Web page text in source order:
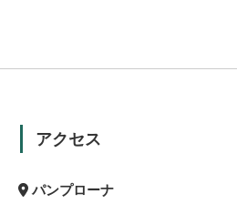
アクセス
パンプローナ